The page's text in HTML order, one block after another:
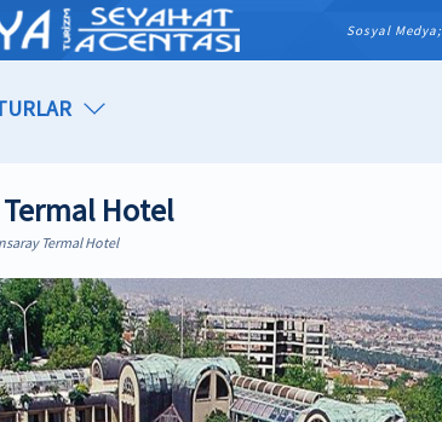
Sosyal Medya;
Hotel
Termal Hotel